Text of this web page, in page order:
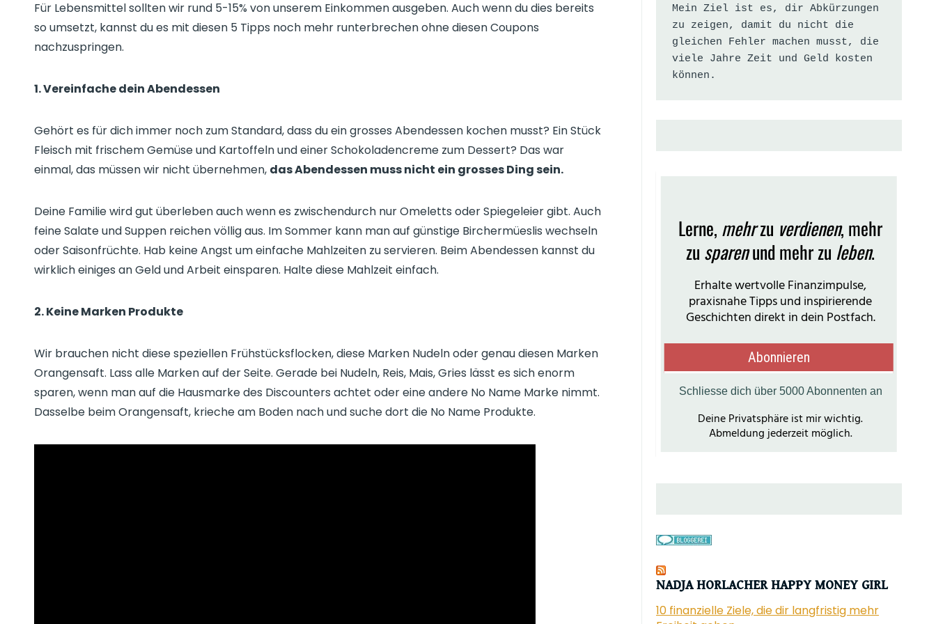
Für Lebensmittel sollten wir rund 5-15% von unserem Einkommen ausgeben. Auch wenn du dies bereits
so umsetzt, kannst du es mit diesen 5 Tipps noch mehr runterbrechen ohne diesen Coupons
nachzuspringen.
1. Vereinfache dein Abendessen
Gehört es für dich immer noch zum Standard, dass du ein grosses Abendessen kochen musst? Ein Stück
Fleisch mit frischem Gemüse und Kartoffeln und einer Schokoladencreme zum Dessert? Das war
einmal, das müssen wir nicht übernehmen, das Abendessen muss nicht ein grosses Ding sein.
Deine Familie wird gut überleben auch wenn es zwischendurch nur Omeletts oder Spiegeleier gibt. Auch
feine Salate und Suppen reichen völlig aus. Im Sommer kann man auf günstige Birchermüeslis wechseln
oder Saisonfrüchte. Hab keine Angst um einfache Mahlzeiten zu servieren. Beim Abendessen kannst du
wirklich einiges an Geld und Arbeit einsparen. Halte diese Mahlzeit einfach.
2. Keine Marken Produkte
Wir brauchen nicht diese speziellen Frühstücksflocken, diese Marken Nudeln oder genau diesen Marken
Orangensaft. Lass alle Marken auf der Seite. Gerade bei Nudeln, Reis, Mais, Gries lässt es sich enorm
sparen, wenn man auf die Hausmarke des Discounters achtet oder eine andere No Name Marke nimmt.
Dasselbe beim Orangensaft, krieche am Boden nach und suche dort die No Name Produkte.
Mein Ziel ist es, dir Abkürzungen
zu zeigen, damit du nicht die
gleichen Fehler machen musst, die
viele Jahre Zeit und Geld kosten
können.
NADJA HORLACHER HAPPY MONEY GIRL
10 finanzielle Ziele, die dir langfristig mehr